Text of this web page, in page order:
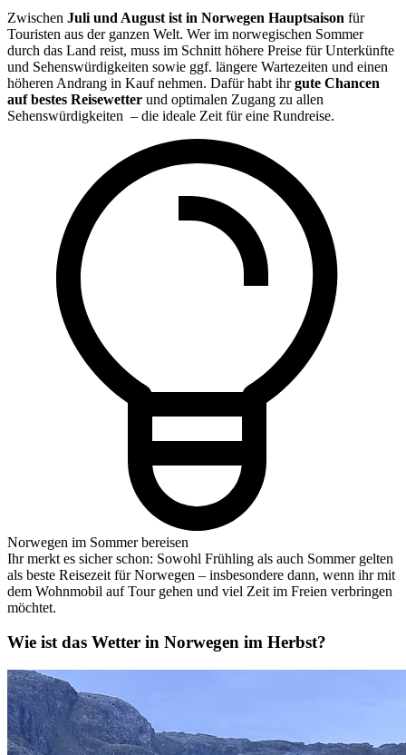
Zwischen Juli und August ist in Norwegen Hauptsaison für
Touristen aus der ganzen Welt. Wer im norwegischen Sommer
durch das Land reist, muss im Schnitt höhere Preise für Unterkünfte
und Sehenswürdigkeiten sowie ggf. längere Wartezeiten und einen
höheren Andrang in Kauf nehmen. Dafür habt ihrgute Chancen
auf bestes Reisewetter und optimalen Zugang zu allen
Sehenswürdigkeiten – die ideale Zeit für eine Rundreise.
Norwegen im Sommer bereisen
Ihr merkt es sicher schon: Sowohl Frühling als auch Sommer gelten
als beste Reisezeit für Norwegen – insbesondere dann, wenn ihr mit
dem Wohnmobil auf Tour gehen und viel Zeit im Freien verbringen
möchtet.
Wie ist das Wetter in Norwegen im Herbst?